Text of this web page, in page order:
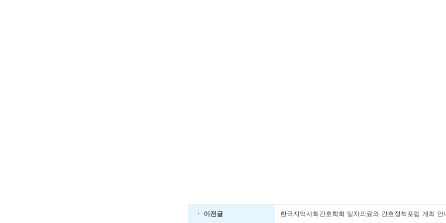
ㆍ 이전글 한국지역사회간호학회 일차의료와 간호정책포럼 개최 안